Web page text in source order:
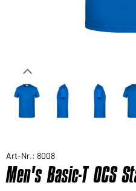
Art-Nr.: 8008
Men's Basic-T OCS